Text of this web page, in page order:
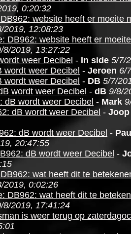
0:20:32
website heeft er moeite
2019, 12:08:23
DB962: website heeft er
8/2019, 13:27:22
weer Decibel - In side 5/7/
wordt weer Decibel - Jeroen 6/
wordt weer Decibel - DB 5/7/
wordt weer Decibel - dB 9/8/
dB wordt weer Decibel - Mark
dB wordt weer Decibel - Joop
dB wordt weer Decibel -
20:47:55
dB wordt weer Decibel -
wat heeft dit te
2019, 0:02:26
DB962: wat heeft dit te
8/2019, 17:41:24
is weer terug op